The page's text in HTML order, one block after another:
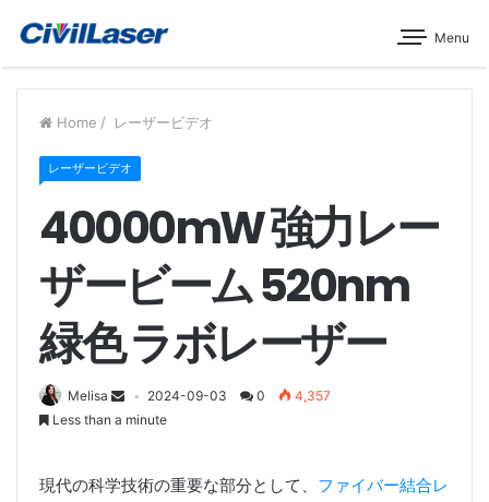
Menu
Home / レーザービデオ
レーザービデオ
40000mW 強力レー
ザービーム 520nm
緑色 ラボレーザー
Melisa 2024-09-03 0
4,357
Less than a minute
現代の科学技術の重要な部分として、 ファイバー結合レ